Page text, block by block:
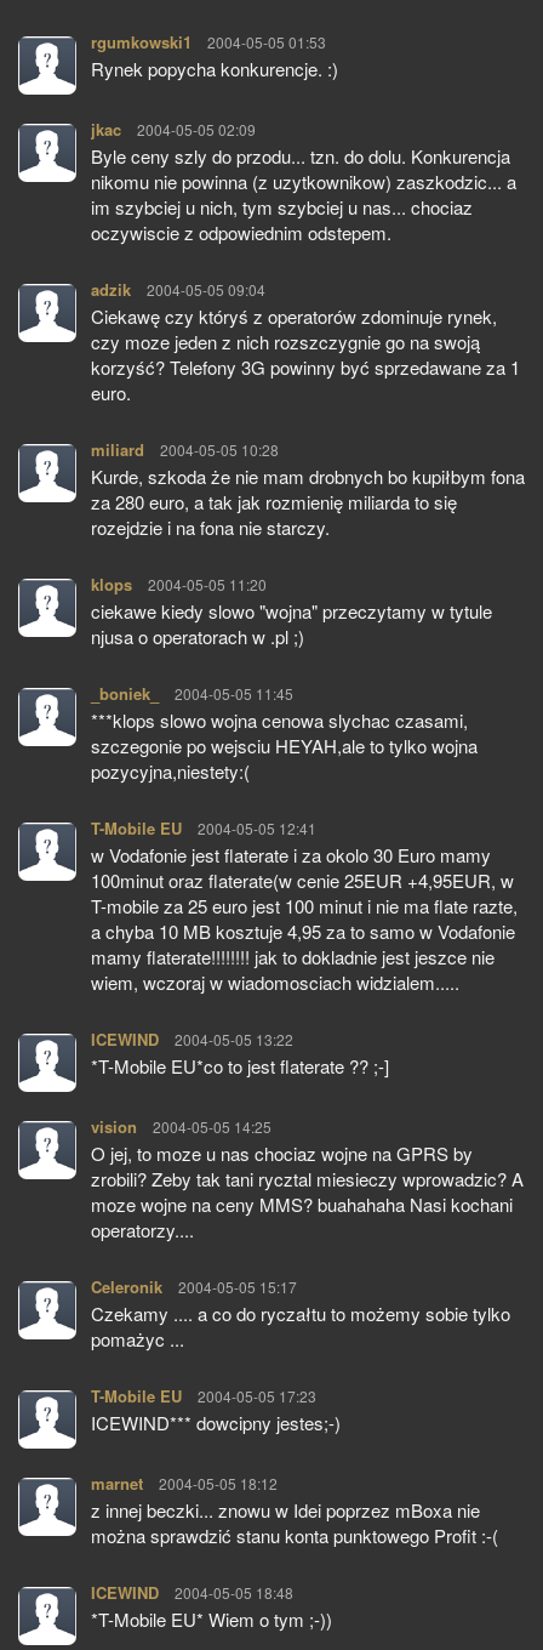
rgumkowski1 pisze:
2004-05-05 01:53
Rynek popycha konkurencje. :)
jkac pisze:
2004-05-05 02:09
Byle ceny szly do przodu... tzn. do dolu. Konkurencja
nikomu nie powinna (z uzytkownikow) zaszkodzic... a
im szybciej u nich, tym szybciej u nas... chociaz
oczywiscie z odpowiednim odstepem.
adzik pisze:
2004-05-05 09:04
Ciekawę czy któryś z operatorów zdominuje rynek,
czy moze jeden z nich rozszczygnie go na swoją
korzyść? Telefony 3G powinny być sprzedawane za 1
euro.
miliard pisze:
2004-05-05 10:28
Kurde, szkoda że nie mam drobnych bo kupiłbym fona
za 280 euro, a tak jak rozmienię miliarda to się
rozejdzie i na fona nie starczy.
klops pisze:
2004-05-05 11:20
ciekawe kiedy slowo "wojna" przeczytamy w tytule
njusa o operatorach w .pl ;)
_boniek_ pisze:
2004-05-05 11:45
***klops slowo wojna cenowa slychac czasami,
szczegonie po wejsciu HEYAH,ale to tylko wojna
pozycyjna,niestety:(
T-Mobile EU pisze:
2004-05-05 12:41
w Vodafonie jest flaterate i za okolo 30 Euro mamy
100minut oraz flaterate(w cenie 25EUR +4,95EUR, w
T-mobile za 25 euro jest 100 minut i nie ma flate razte,
a chyba 10 MB kosztuje 4,95 za to samo w Vodafonie
mamy flaterate!!!!!!!! jak to dokladnie jest jeszce nie
wiem, wczoraj w wiadomosciach widzialem.....
ICEWIND pisze:
2004-05-05 13:22
*T-Mobile EU*co to jest flaterate ?? ;-]
vision pisze:
2004-05-05 14:25
O jej, to moze u nas chociaz wojne na GPRS by
zrobili? Zeby tak tani rycztal miesieczy wprowadzic? A
moze wojne na ceny MMS? buahahaha Nasi kochani
operatorzy....
Celeronik pisze:
2004-05-05 15:17
Czekamy .... a co do ryczałtu to możemy sobie tylko
pomażyc ...
T-Mobile EU pisze:
2004-05-05 17:23
ICEWIND*** dowcipny jestes;-)
marnet pisze:
2004-05-05 18:12
z innej beczki... znowu w Idei poprzez mBoxa nie
można sprawdzić stanu konta punktowego Profit :-(
ICEWIND pisze:
2004-05-05 18:48
*T-Mobile EU* Wiem o tym ;-))